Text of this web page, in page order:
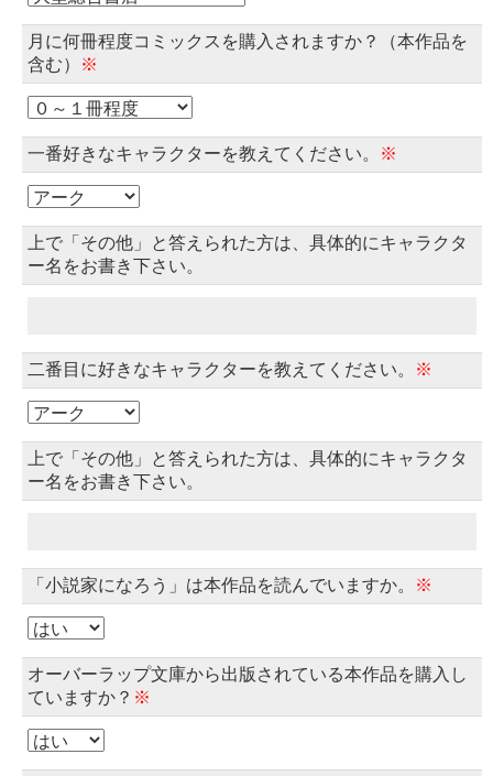
月に何冊程度コミックスを購入されますか？（本作品を
含む）
※
一番好きなキャラクターを教えてください。 ※
上で「その他」と答えられた方は、具体的にキャラクタ
ー名をお書き下さい。
二番目に好きなキャラクターを教えてください。 ※
上で「その他」と答えられた方は、具体的にキャラクタ
ー名をお書き下さい。
「小説家になろう」は本作品を読んでいますか。 ※
オーバーラップ文庫から出版されている本作品を購入し
ていますか？ ※